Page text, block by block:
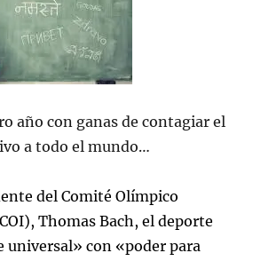
año con ganas de contagiar el
a todo el mundo…
del Comité Olímpico
Thomas Bach, el deporte
universal» con «poder para